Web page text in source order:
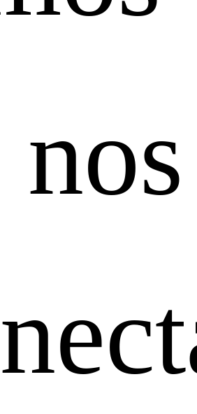
nos